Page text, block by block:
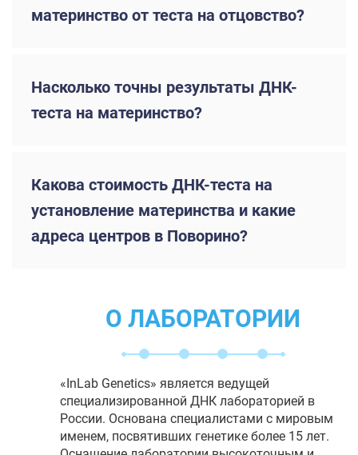
материнство от теста на отцовство?
Насколько точны результаты ДНК-
теста на материнство?
Какова стоимость ДНК-теста на
установление материнства и какие
адреса центров в Поворино?
О ЛАБОРАТОРИИ
«InLab Genetics» является ведущей
специализированной ДНК лабораторией в
России. Основана специалистами с мировым
именем, посвятивших генетике более 15 лет.